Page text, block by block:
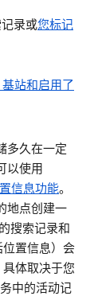
录或您标记
站和启用了
多久在一定
以使用
信息功能。
地点创建一
搜索记录和
置信息）会
体取决于您
中的活动记